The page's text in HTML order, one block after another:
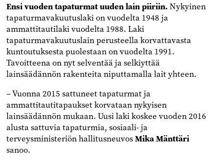
Ensi vuoden tapaturmat uuden lain piiriin. Nykyinen
tapaturmavakuutuslaki on vuodelta 1948 ja
ammattitautilaki vuodelta 1988. Laki
tapaturmavakuutuslain perusteella korvattavasta
kuntoutuksesta puolestaan on vuodelta 1991.
Tavoitteena on nyt selventää ja selkiyttää
lainsäädännön rakenteita niputtamalla lait yhteen.
– Vuonna 2015 sattuneet tapaturmat ja
ammattitautitapaukset korvataan nykyisen
lainsäädännön mukaan. Uusi laki koskee vuoden 2016
alusta sattuvia tapaturmia, sosiaali- ja
terveysministeriön hallitusneuvosMika Mänttäri
sanoo.